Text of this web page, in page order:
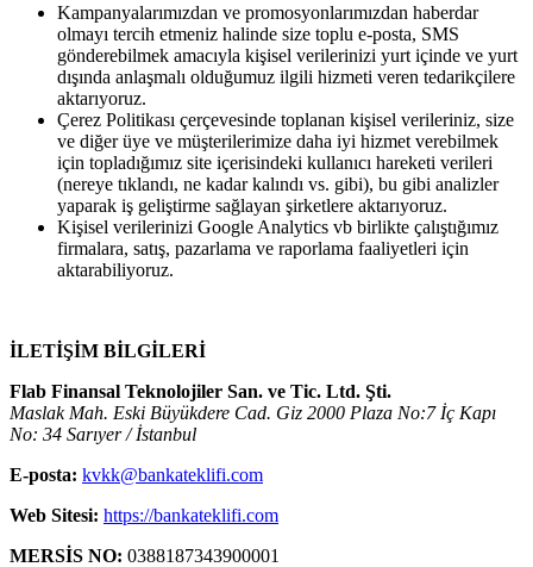
Kampanyalarımızdan ve promosyonlarımızdan haberdar
olmayı tercih etmeniz halinde size toplu e-posta, SMS
gönderebilmek amacıyla kişisel verilerinizi yurt içinde ve yurt
dışında anlaşmalı olduğumuz ilgili hizmeti veren tedarikçilere
aktarıyoruz.
Çerez Politikası çerçevesinde toplanan kişisel verileriniz, size
ve diğer üye ve müşterilerimize daha iyi hizmet verebilmek
için topladığımız site içerisindeki kullanıcı hareketi verileri
(nereye tıklandı, ne kadar kalındı vs. gibi), bu gibi analizler
yaparak iş geliştirme sağlayan şirketlere aktarıyoruz.
Kişisel verilerinizi Google Analytics vb birlikte çalıştığımız
firmalara, satış, pazarlama ve raporlama faaliyetleri için
aktarabiliyoruz.
İLETİŞİM BİLGİLERİ
Flab Finansal Teknolojiler San. ve Tic. Ltd. Şti.
Maslak Mah. Eski Büyükdere Cad. Giz 2000 Plaza No:7 İç Kapı
No: 34 Sarıyer / İstanbul
E-posta: kvkk@bankateklifi.com
Web Sitesi: https://bankateklifi.com
MERSİS NO: 0388187343900001